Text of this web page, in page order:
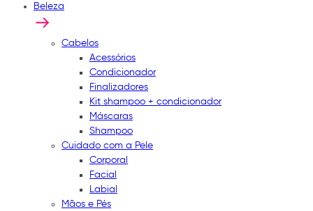
Beleza
Cabelos
Acessórios
Condicionador
Finalizadores
Kit shampoo + condicionador
Máscaras
Shampoo
Cuidado com a Pele
Corporal
Facial
Labial
Mãos e Pés